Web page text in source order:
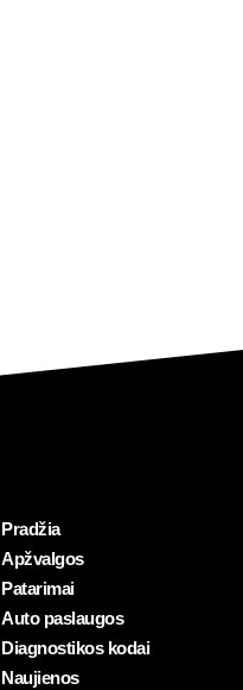
Pradžia
Apžvalgos
Patarimai
Auto paslaugos
Diagnostikos kodai
Naujienos